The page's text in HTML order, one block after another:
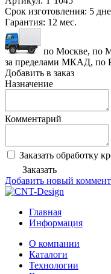
Срок изготовления: 5
Гарантия: 12 мес.
по Москве, по
за пределами МКАД, по
Добавить в заказ
Назначение
Комментарий
Заказать обработку
Заказать
Добавить новый
Главная
Информация
О компании
Каталоги
Технологии